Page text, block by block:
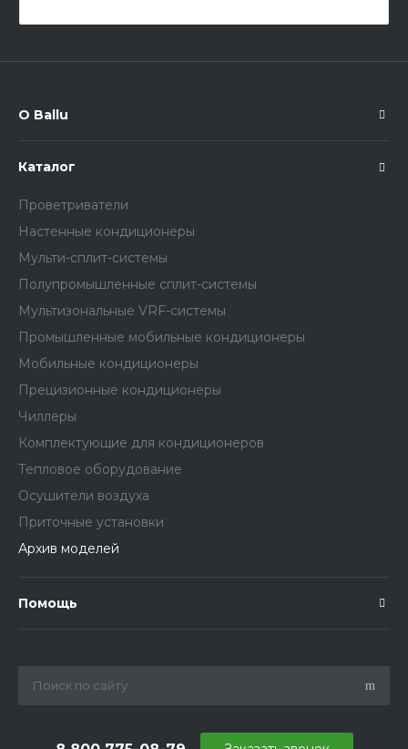
О Ballu
Каталог
Проветриватели
Настенные кондиционеры
Мульти-сплит-системы
Полупромышленные сплит-системы
Мультизональные VRF-системы
Промышленные мобильные кондиционеры
Мобильные кондиционеры
Прецизионные кондиционеры
Чиллеры
Комплектующие для кондиционеров
Тепловое оборудование
Осушители воздуха
Приточные установки
Архив моделей
Помощь